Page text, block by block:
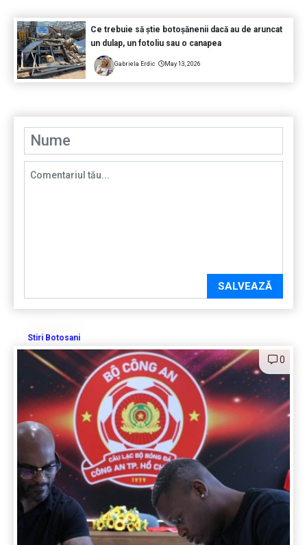
Ce trebuie să știe botoșănenii dacă au de aruncat
un dulap, un fotoliu sau o canapea
Gabriela Erdic May 13, 2026
SALVEAZĂ
Stiri Botosani
0